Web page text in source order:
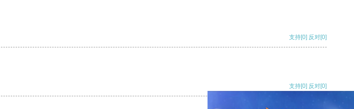
支持[0] 反对[0]
支持[0] 反对[0]